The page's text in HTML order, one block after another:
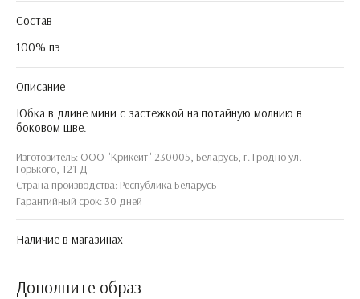
Состав
100% пэ
Описание
Юбка в длине мини с застежкой на потайную молнию в
боковом шве.
Изготовитель: ООО "Крикейт" 230005, Беларусь, г. Гродно ул.
Горького, 121 Д
Страна производства: Республика Беларусь
Гарантийный срок: 30 дней
Наличие в магазинах
Дополните образ